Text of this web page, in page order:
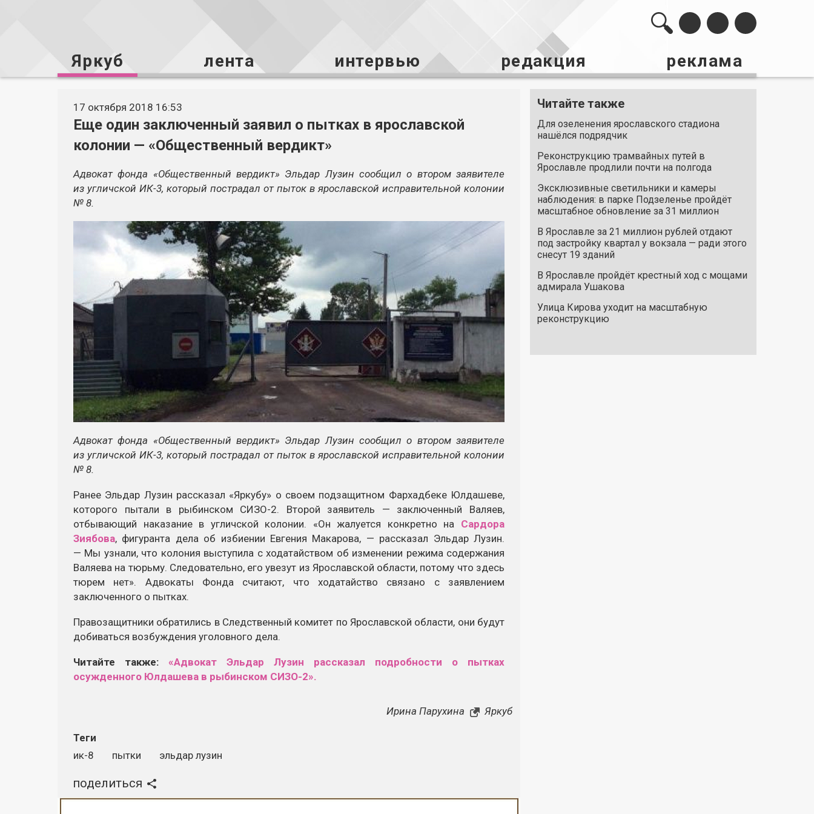
Яркуб лента интервью редакция реклама
17 октября 2018 16:53
Еще один заключенный заявил о пытках в ярославской
колонии — «Общественный вердикт»
Адвокат фонда «Общественный вердикт» Эльдар Лузин сообщил о втором заявителе
из угличской ИК-3, который пострадал от пыток в ярославской исправительной колонии
№ 8.
Адвокат фонда «Общественный вердикт» Эльдар Лузин сообщил о втором заявителе
из угличской ИК-3, который пострадал от пыток в ярославской исправительной колонии
№ 8.
Ранее Эльдар Лузин рассказал «Яркубу» о своем подзащитном Фархадбеке Юлдашеве,
которого пытали в рыбинском СИЗО-2. Второй заявитель — заключенный Валяев,
отбывающий наказание в угличской колонии. «Он жалуется конкретно на Сардора
Зиябова, фигуранта дела об избиении Евгения Макарова, — рассказал Эльдар Лузин.
— Мы узнали, что колония выступила с ходатайством об изменении режима содержания
Валяева на тюрьму. Следовательно, его увезут из Ярославской области, потому что здесь
тюрем нет». Адвокаты Фонда считают, что ходатайство связано с заявлением
заключенного о пытках.
Правозащитники обратились в Следственный комитет по Ярославской области, они будут
добиваться возбуждения уголовного дела.
Читайте также:
«Адвокат Эльдар Лузин рассказал подробности о пытках
осужденного Юлдашева в рыбинском СИЗО-2».
Ирина Парухина Яркуб
Теги
ик-8
пытки эльдар лузин
поделиться
Читайте также
Для озеленения ярославского стадиона
нашёлся подрядчик
Реконструкцию трамвайных путей в
Ярославле продлили почти на полгода
Эксклюзивные светильники и камеры
наблюдения: в парке Подзеленье пройдёт
масштабное обновление за 31 миллион
В Ярославле за 21 миллион рублей отдают
под застройку квартал у вокзала — ради этого
снесут 19 зданий
В Ярославле пройдёт крестный ход с мощами
адмирала Ушакова
Улица Кирова уходит на масштабную
реконструкцию